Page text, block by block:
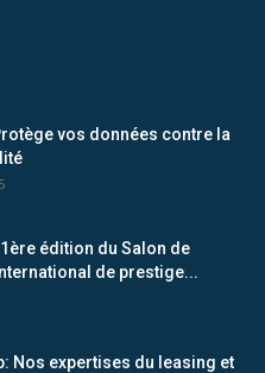
vos données contre la
édition du Salon de
de prestige...
Nos expertises du leasing et